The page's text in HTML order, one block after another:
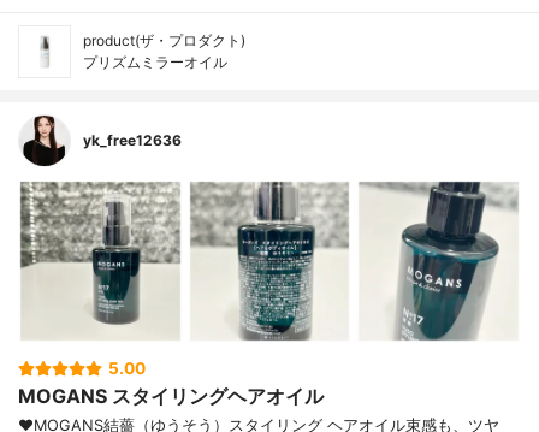
product(ザ・プロダクト)
プリズムミラーオイル
yk_free12636
5.00
MOGANS スタイリングヘアオイル
♥MOGANS結薔（ゆうそう）スタイリング ヘアオイル束感も、ツヤ